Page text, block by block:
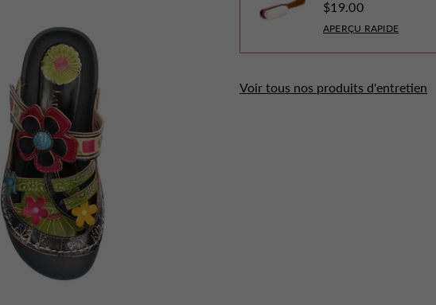
$19.00
APERÇU RAPIDE
Voir tous nos produits d'entretien